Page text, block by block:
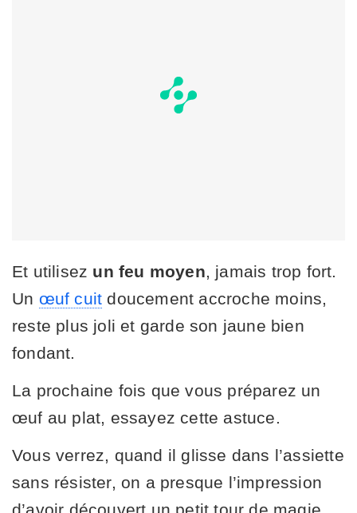
Et utilisez un feu moyen, jamais trop fort.
Un œuf cuit doucement accroche moins,
reste plus joli et garde son jaune bien
fondant.
La prochaine fois que vous préparez un
œuf au plat, essayez cette astuce.
Vous verrez, quand il glisse dans l’assiette
sans résister, on a presque l’impression